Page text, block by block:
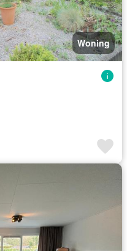
Woning